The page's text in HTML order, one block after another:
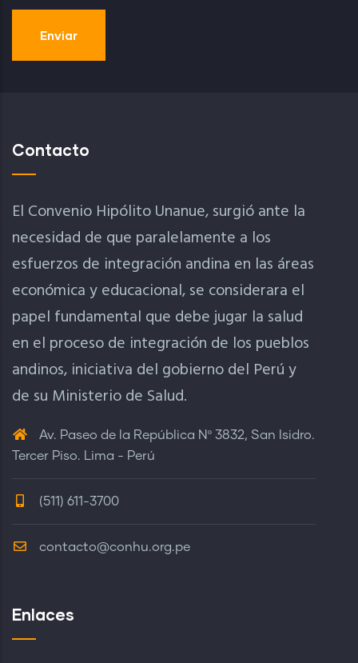
Contacto
El Convenio Hipólito Unanue, surgió ante la
necesidad de que paralelamente a los
esfuerzos de integración andina en las áreas
económica y educacional, se considerara el
papel fundamental que debe jugar la salud
en el proceso de integración de los pueblos
andinos, iniciativa del gobierno del Perú y
de su Ministerio de Salud.
Av. Paseo de la República Nº 3832, San Isidro.
Tercer Piso. Lima - Perú
(511) 611-3700
contacto@conhu.org.pe
Enlaces